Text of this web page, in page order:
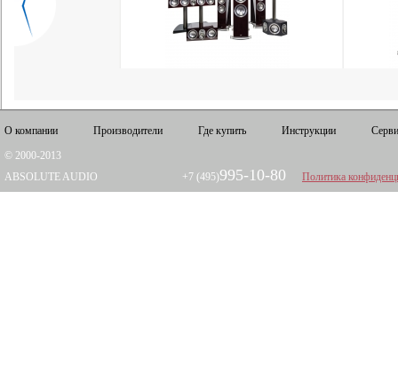
О компании Производители Где купить Инструкции
© 2000-2013
ABSOLUTE AUDIO
+7 (495)995-10-80 Политика